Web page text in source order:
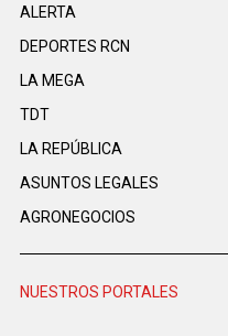
ALERTA
DEPORTES RCN
LA MEGA
TDT
LA REPÚBLICA
ASUNTOS LEGALES
AGRONEGOCIOS
NUESTROS PORTALES